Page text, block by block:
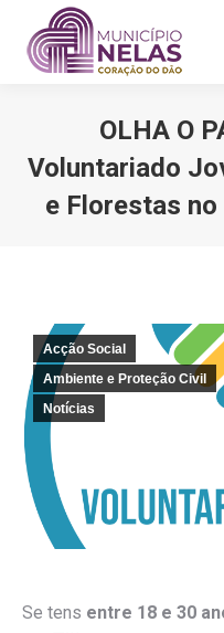
OLHA O
Voluntariado
e Florestas
Acção Social
Ambiente e Proteção Civil
Notícias
Se tens entre 18 e 30